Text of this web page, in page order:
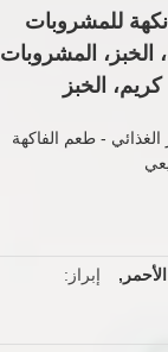
نكهة للمشروبات
الخبز، المشروبات
كريم، الخبز
-طعم الفاكهة
إبراز
,